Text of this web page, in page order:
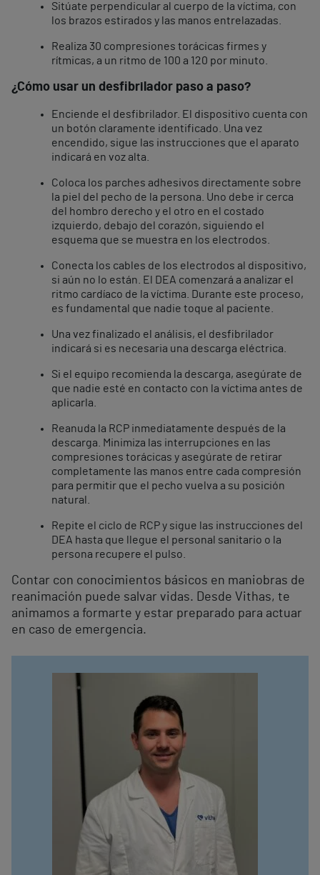
Sitúate perpendicular al cuerpo de la víctima, con
los brazos estirados y las manos entrelazadas.
Realiza 30 compresiones torácicas firmes y
rítmicas, a un ritmo de 100 a 120 por minuto.
¿Cómo usar un desfibrilador paso a paso?
Enciende el desfibrilador. El dispositivo cuenta con
un botón claramente identificado. Una vez
encendido, sigue las instrucciones que el aparato
indicará en voz alta.
Coloca los parches adhesivos directamente sobre
la piel del pecho de la persona. Uno debe ir cerca
del hombro derecho y el otro en el costado
izquierdo, debajo del corazón, siguiendo el
esquema que se muestra en los electrodos.
Conecta los cables de los electrodos al dispositivo,
si aún no lo están. El DEA comenzará a analizar el
ritmo cardíaco de la víctima. Durante este proceso,
es fundamental que nadie toque al paciente.
Una vez finalizado el análisis, el desfibrilador
indicará si es necesaria una descarga eléctrica.
Si el equipo recomienda la descarga, asegúrate de
que nadie esté en contacto con la víctima antes de
aplicarla.
Reanuda la RCP inmediatamente después de la
descarga. Minimiza las interrupciones en las
compresiones torácicas y asegúrate de retirar
completamente las manos entre cada compresión
para permitir que el pecho vuelva a su posición
natural.
Repite el ciclo de RCP y sigue las instrucciones del
DEA hasta que llegue el personal sanitario o la
persona recupere el pulso.
Contar con conocimientos básicos en maniobras de
reanimación puede salvar vidas. Desde Vithas, te
animamos a formarte y estar preparado para actuar
en caso de emergencia.